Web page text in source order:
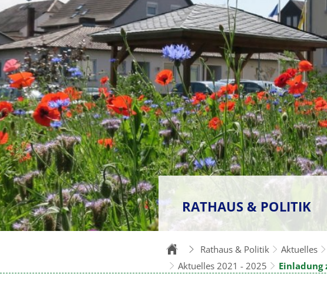
RATHAUS & POLITIK
Rathaus & Politik Aktuelles
Aktuelles 2021 - 2025